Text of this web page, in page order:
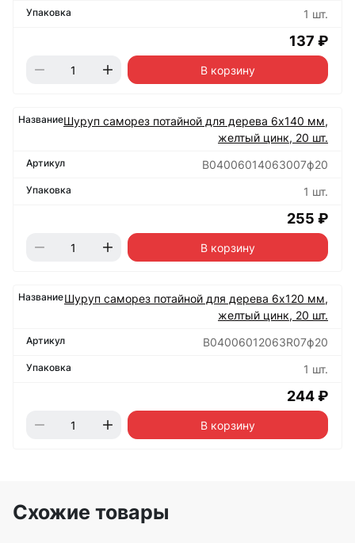
1 шт.
137 ₽
В корзину
Шуруп саморез потайной для дерева 6х140 мм,
желтый цинк, 20 шт.
B04006014063007ф20
1 шт.
255 ₽
В корзину
Шуруп саморез потайной для дерева 6х120 мм,
желтый цинк, 20 шт.
B04006012063R07ф20
1 шт.
244 ₽
В корзину
Схожие товары